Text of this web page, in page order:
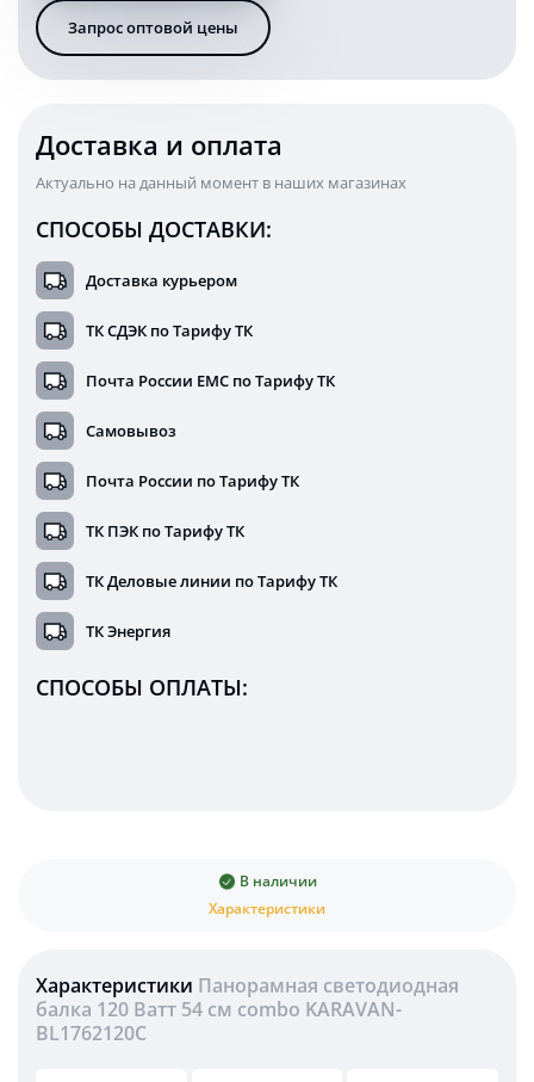
54
см
combo
Запрос оптовой цены
Доставка и оплата
Актуально на данный момент в наших магазинах
СПОСОБЫ ДОСТАВКИ:
Доставка курьером
ТК СДЭК по Тарифу ТК
Почта России ЕМС по Тарифу ТК
Самовывоз
Почта России по Тарифу ТК
ТК ПЭК по Тарифу ТК
ТК Деловые линии по Тарифу ТК
ТК Энергия
СПОСОБЫ ОПЛАТЫ:
Характеристики
В наличии
Характеристики Панорамная светодиодная
балка 120 Ватт 54 см combo KARAVAN-
BL1762120C